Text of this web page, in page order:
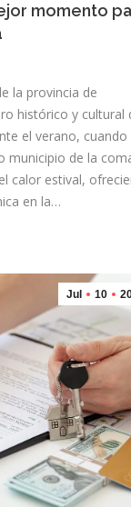
momento
la provincia de
histórico y cultural
el verano, cuando
municipio de la
calor estival,
en la…
Jul 10